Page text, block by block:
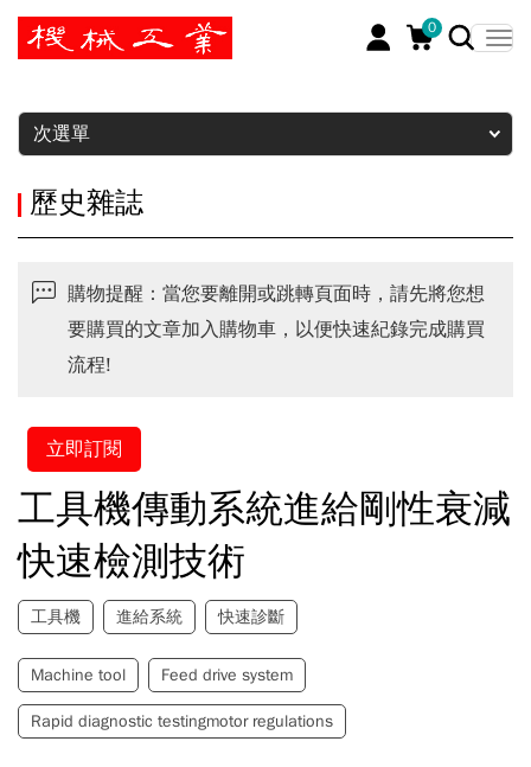
0
暫停
次選單
歷史雜誌
購物提醒：當您要離開或跳轉頁面時，請先將您想
要購買的文章加入購物車，以便快速紀錄完成購買
流程!
立即訂閱
工具機傳動系統進給剛性衰減
快速檢測技術
工具機 進給系統 快速診斷
Machine tool Feed drive system
Rapid diagnostic testingmotor regulations